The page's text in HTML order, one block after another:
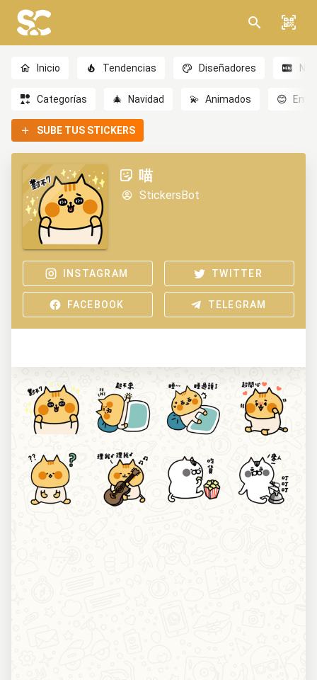
Inicio Tendencias Diseñadores
Categorías 🎄 Navidad 💫 Animados 😊
SUBE TUS STICKERS
喵
StickersBot
INSTAGRAM TWITTER
FACEBOOK TELEGRAM